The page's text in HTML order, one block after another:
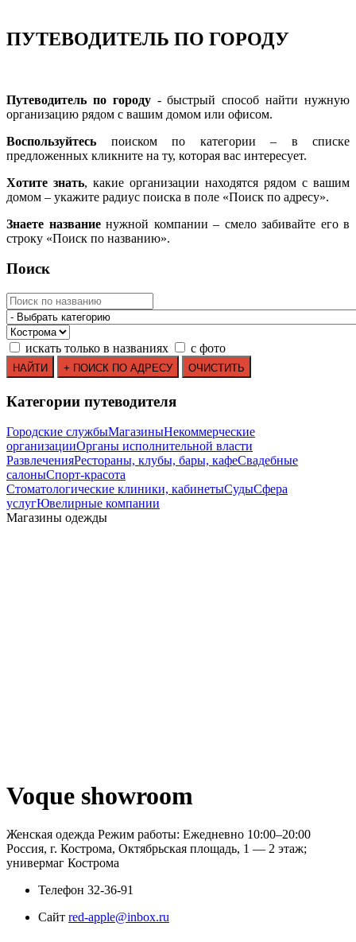
ПУТЕВОДИТЕЛЬ ПО ГОРОДУ
Путеводитель по городу- быстрый способ найти нужную
организацию рядом с вашим домом или офисом.
Воспользуйтесь поиском по категории – в списке
предложенных кликните на ту, которая вас интересует.
Хотите знать, какие организации находятся рядом с вашим
домом – укажите радиус поиска в поле «Поиск по адресу».
Знаете названиенужной компании – смело забивайте его в
строку «Поиск по названию».
Поиск
искать только в названиях с фото
Категории путеводителя
Городские службыМагазиныНекоммерческие
организацииОрганы исполнительной власти
РазвлеченияРестораны, клубы, бары, кафеСвадебные
салоныСпорт-красота
Стоматологические клиники, кабинетыСудыСфера
услугЮвелирные компании
Mагазины одежды
Voque showroom
Женская одежда Режим работы: Ежедневно 10:00–20:00
Россия, г. Кострома, Октябрьская площадь, 1 — 2 этаж;
универмаг Кострома
Телефон 32-36-91
Сайт red-apple@inbox.ru